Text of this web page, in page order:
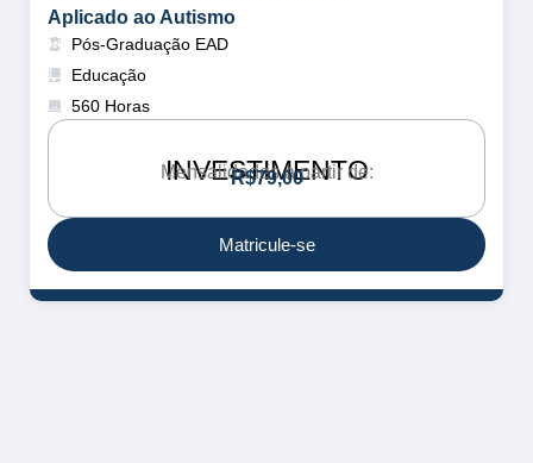
Aplicado ao Autismo
Pós-Graduação EAD
Educação
560 Horas
INVESTIMENTO
Mensalidades a partir de:
R$79,00
Matricule-se